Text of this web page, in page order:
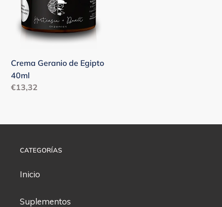
n
:
40ml
Crema Geranio de Egipto
40ml
Precio
€13,32
CATEGORÍAS
Inicio
Suplementos